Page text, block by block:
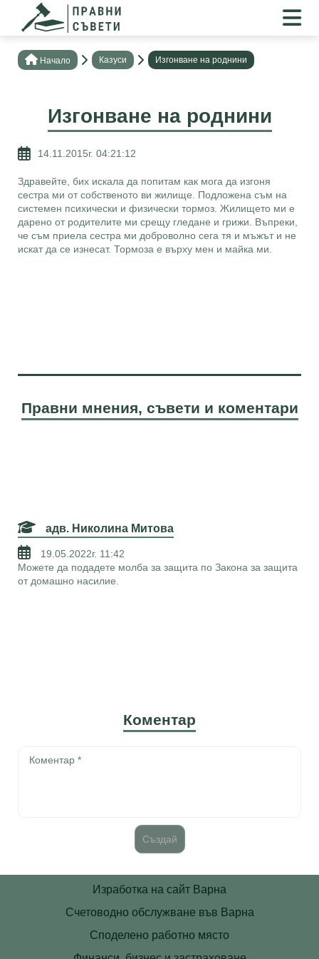
Нaчало Казуси Изгонване на роднини
Изгонване на роднини
14.11.2015г. 04:21:12
Здравейте, бих искала да попитам как мога да изгоня
сестра ми от собственото ви жилище. Подложена съм на
системен психически и физически тормоз. Жилището ми е
дарено от родителите ми срещу гледане и грижи. Въпреки,
че съм приела сестра ми доброволно сега тя и мъжът и не
искат да се изнесат. Тормоза е върху мен и майка ми.
Правни мнения, съвети и коментари
адв. Николина Митова
19.05.2022г. 11:42
Можете да подадете молба за защита по Закона за защита
от домашно насилие.
Коментар
Изработка на сайт Варна
Счетоводно обслужване във Варна
Споделено работно място